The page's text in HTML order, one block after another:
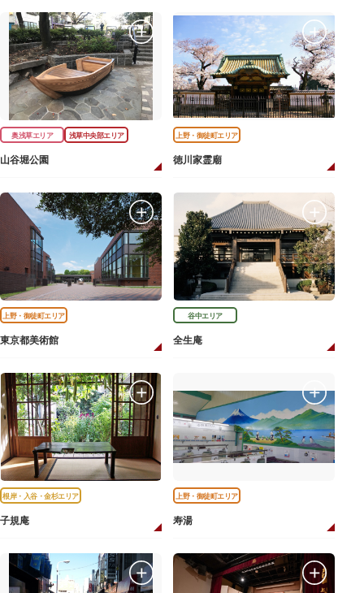
奥浅草エリア 浅草中央部エリア
山谷堀公園
上野・御徒町エリア
徳川家霊廟
上野・御徒町エリア
東京都美術館
谷中エリア
全生庵
根岸・入谷・金杉エリア
子規庵
上野・御徒町エリア
寿湯